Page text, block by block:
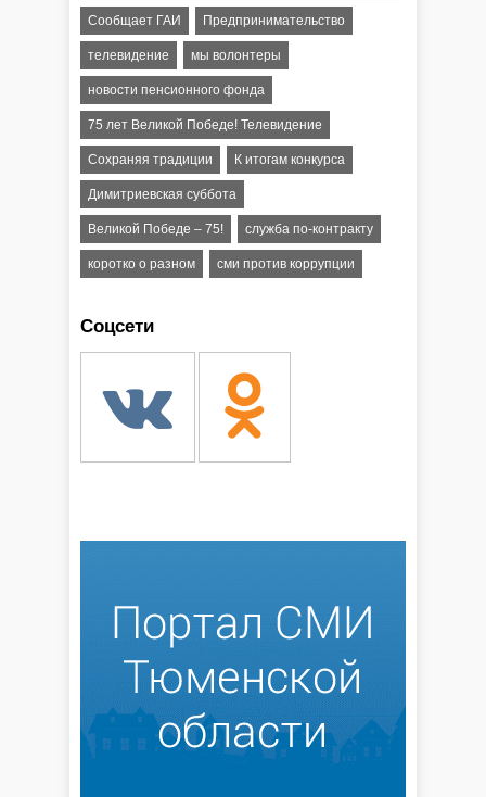
Сообщает ГАИ Предпринимательство
телевидение мы волонтеры
новости пенсионного фонда
75 лет Великой Победе! Телевидение
Сохраняя традиции К итогам конкурса
Димитриевская суббота
Великой Победе – 75! служба по-контракту
коротко о разном сми против коррупции
Соцсети